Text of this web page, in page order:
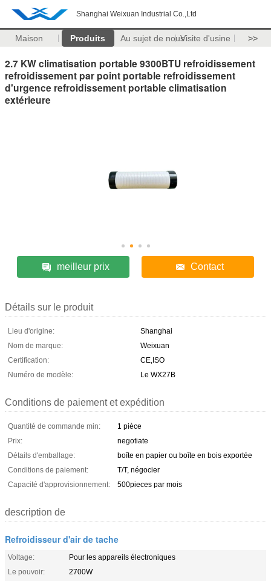
Shanghai Weixuan Industrial Co.,Ltd
Maison Produits Au sujet de nousVisite d'usine >>
2.7 KW climatisation portable 9300BTU refroidissement
refroidissement par point portable refroidissement
d'urgence refroidissement portable climatisation
extérieure
meilleur prix Contact
Détails sur le produit
Lieu d'origine:
Shanghai
Nom de marque:
Weixuan
Certification:
CE,ISO
Numéro de modèle:
Le WX27B
Conditions de paiement et expédition
Quantité de commande min:
1 pièce
Prix:
negotiate
Détails d'emballage:
boîte en papier ou boîte en bois exportée
Conditions de paiement:
T/T, négocier
Capacité d'approvisionnement:
500pieces par mois
description de
Refroidisseur d'air de tache
Voltage:
Pour les appareils électroniques
Le pouvoir:
2700W